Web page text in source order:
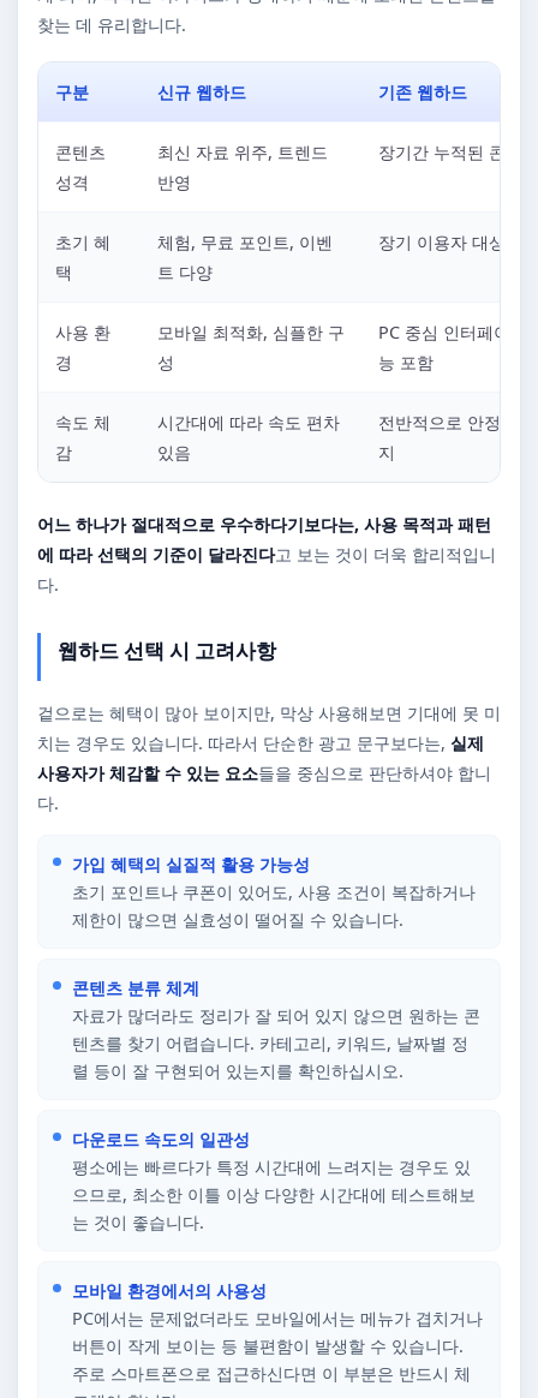
찾는 데 유리합니다.
구분 신규 웹하드 기존 웹하드
콘텐츠
성격
최신 자료 위주, 트렌드
반영
장기간 누적된 콘텐
초기 혜
택
체험, 무료 포인트, 이벤
트 다양
장기 이용자 대상 혜
사용 환
경
모바일 최적화, 심플한 구
성
PC 중심 인터페이스,
능 포함
속도 체
감
시간대에 따라 속도 편차
있음
전반적으로 안정적
지
어느 하나가 절대적으로 우수하다기보다는, 사용 목적과 패턴
에 따라 선택의 기준이 달라진다고 보는 것이 더욱 합리적입니
다.
웹하드 선택 시 고려사항
겉으로는 혜택이 많아 보이지만, 막상 사용해보면 기대에 못 미
치는 경우도 있습니다. 따라서 단순한 광고 문구보다는, 실제
사용자가 체감할 수 있는 요소들을 중심으로 판단하셔야 합니
다.
가입 혜택의 실질적 활용 가능성
초기 포인트나 쿠폰이 있어도, 사용 조건이 복잡하거나
제한이 많으면 실효성이 떨어질 수 있습니다.
콘텐츠 분류 체계
자료가 많더라도 정리가 잘 되어 있지 않으면 원하는 콘
텐츠를 찾기 어렵습니다. 카테고리, 키워드, 날짜별 정
렬 등이 잘 구현되어 있는지를 확인하십시오.
다운로드 속도의 일관성
평소에는 빠르다가 특정 시간대에 느려지는 경우도 있
으므로, 최소한 이틀 이상 다양한 시간대에 테스트해보
는 것이 좋습니다.
모바일 환경에서의 사용성
PC에서는 문제없더라도 모바일에서는 메뉴가 겹치거나
버튼이 작게 보이는 등 불편함이 발생할 수 있습니다.
주로 스마트폰으로 접근하신다면 이 부분은 반드시 체